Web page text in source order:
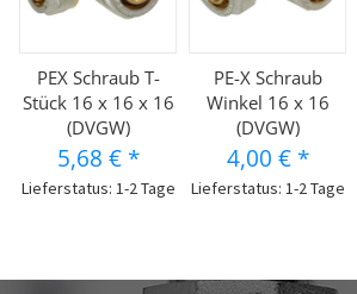
PEX Schraub T-
Stück 16 x 16 x 16
(DVGW)
5,68 € *
Lieferstatus: 1-2 Tage
PE-X Schraub
Winkel 16 x 16
(DVGW)
4,00 € *
Lieferstatus: 1-2 Tage